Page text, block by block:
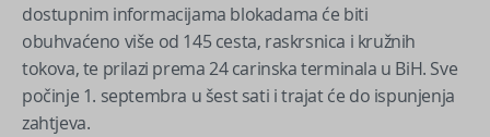
dostupnim informacijama blokadama će biti
obuhvaćeno više od 145 cesta, raskrsnica i kružnih
tokova, te prilazi prema 24 carinska terminala u BiH. Sve
počinje 1. septembra u šest sati i trajat će do ispunjenja
zahtjeva.